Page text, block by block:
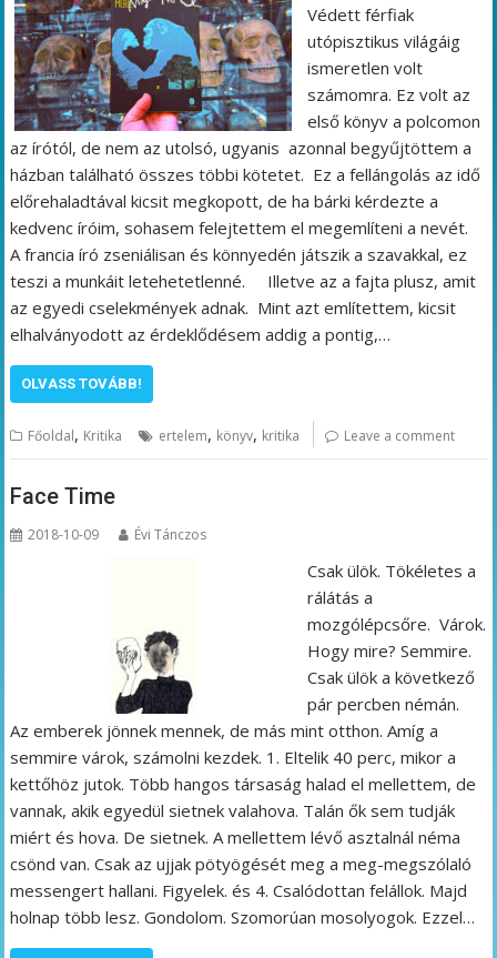
Védett férfiak
utópisztikus világáig
ismeretlen volt
számomra. Ez volt az
első könyv a polcomon
az írótól, de nem az utolsó, ugyanis azonnal begyűjtöttem a
házban található összes többi kötetet. Ez a fellángolás az idő
előrehaladtával kicsit megkopott, de ha bárki kérdezte a
kedvenc íróim, sohasem felejtettem el megemlíteni a nevét.
A francia író zseniálisan és könnyedén játszik a szavakkal, ez
teszi a munkáit letehetetlenné. Illetve az a fajta plusz, amit
az egyedi cselekmények adnak. Mint azt említettem, kicsit
elhalványodott az érdeklődésem addig a pontig,…
OLVASS TOVÁBB!
Főoldal, Kritika ertelem, könyv, kritika Leave a comment
Face Time
2018-10-09 Évi Tánczos
Csak ülök. Tökéletes a
rálátás a
mozgólépcsőre. Várok.
Hogy mire? Semmire.
Csak ülök a következő
pár percben némán.
Az emberek jönnek mennek, de más mint otthon. Amíg a
semmire várok, számolni kezdek. 1. Eltelik 40 perc, mikor a
kettőhöz jutok. Több hangos társaság halad el mellettem, de
vannak, akik egyedül sietnek valahova. Talán ők sem tudják
miért és hova. De sietnek. A mellettem lévő asztalnál néma
csönd van. Csak az ujjak pötyögését meg a meg-megszólaló
messengert hallani. Figyelek. és 4. Csalódottan felállok. Majd
holnap több lesz. Gondolom. Szomorúan mosolyogok. Ezzel…